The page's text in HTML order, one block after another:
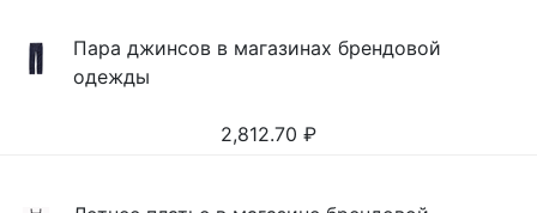
Пара джинсов в магазинах брендовой
одежды
2,812.70 ₽